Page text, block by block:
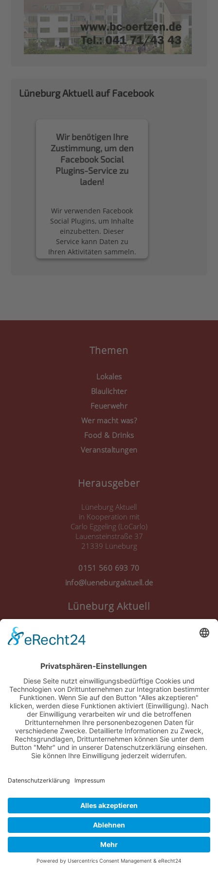
Lüneburg Aktuell auf Facebook
Wir benötigen Ihre
Zustimmung, um den
Facebook Social
Plugins-Service zu
laden!
Wir verwenden Facebook
Social Plugins, um Inhalte
einzubetten. Dieser
Service kann Daten zu
Ihren Aktivitäten sammeln.
Bitte lesen Sie die Details
Mehr Informationen
Akzeptieren
Consent Management
Themen
Lokales
Blaulichter
Feuerwehr
Wer macht was?
Food & Drinks
Veranstaltungen
Herausgeber
Lüneburg Aktuell
in Kooperation mit
Carlo Eggeling (LoCarlo)
Lauensteinstraße 37
21339 Lüneburg
0151 560 693 70
info@lueneburgaktuell.de
Lüneburg Aktuell
Nutzungsbedingungen
Über Uns
Datenschutz
Kontakt
Impressum
Cookie-Einstellungen
// Realisiert von